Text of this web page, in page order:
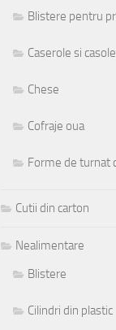
Blistere pentru
Caserole si
Chese
Cofraje oua
Forme de turnat
Cutii din carton
Nealimentare
Blistere
Cilindri din plastic